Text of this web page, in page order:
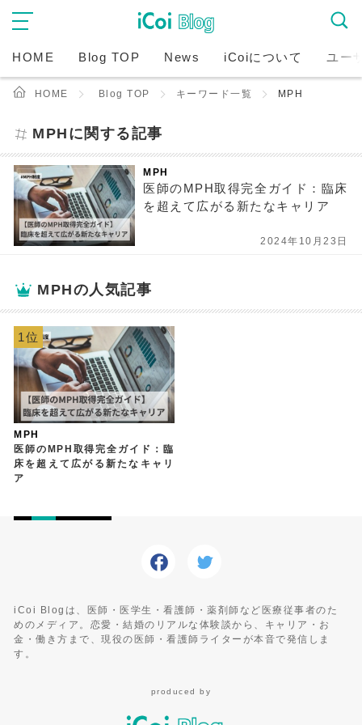
HOME Blog TOP News iCoiについて ユー
HOME Blog TOP キーワード一覧 MPH
MPHに関する記事
MPH
医師のMPH取得完全ガイド：臨床
を超えて広がる新たなキャリア
2024年10月23日
MPHの人気記事
MPH
医師のMPH取得完全ガイド：臨
床を超えて広がる新たなキャリ
ア
1位
iCoi Blogは、医師・医学生・看護師・薬剤師など医療従事者のた
めのメディア。恋愛・結婚のリアルな体験談から、キャリア・お
金・働き方まで、現役の医師・看護師ライターが本音で発信しま
す。
produced by